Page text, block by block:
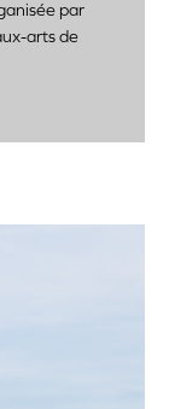
par
arts de